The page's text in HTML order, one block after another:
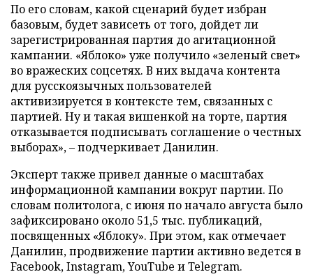
По его словам, какой сценарий будет избран
базовым, будет зависеть от того, дойдет ли
зарегистрированная партия до агитационной
кампании. «Яблоко» уже получило «зеленый свет»
во вражеских соцсетях. В них выдача контента
для русскоязычных пользователей
активизируется в контексте тем, связанных с
партией. Ну и такая вишенкой на торте, партия
отказывается подписывать соглашение о честных
выборах», – подчеркивает Данилин.
Эксперт также привел данные о масштабах
информационной кампании вокруг партии. По
словам политолога, с июня по начало августа было
зафиксировано около 51,5 тыс. публикаций,
посвященных «Яблоку». При этом, как отмечает
Данилин, продвижение партии активно ведется в
Facebook, Instagram, YouTube и Telegram.